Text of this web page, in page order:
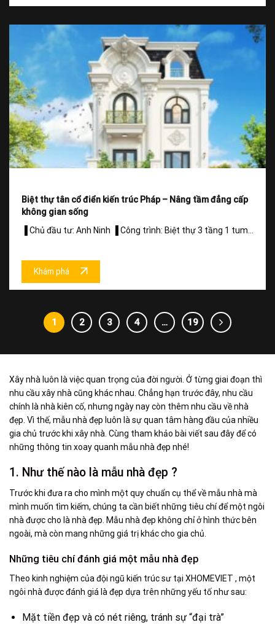
Biệt thự tân cổ điển kiến trúc Pháp – Nâng tầm đẳng cấp
không gian sống
▐ Chủ đầu tư: Anh Ninh ▐ Công trình: Biệt thự 3 tầng 1 tum...
Khám phá
1 2 3 4 … 19
Xây nhà luôn là việc quan trọng của đời người. Ở từng giai đoạn thì
nhu cầu xây nhà cũng khác nhau. Chẳng hạn trước đây, nhu cầu
chính là nhà kiên cố, nhưng ngày nay còn thêm nhu cầu về nhà
đẹp. Vì thế, mẫu nhà đẹp luôn là sự quan tâm hàng đầu của nhiều
gia chủ trước khi xây nhà. Cùng tham khảo bài viết sau đây để có
những thông tin xoay quanh mẫu nhà đẹp nhé!
1. Như thế nào là mẫu nhà đẹp ?
Trước khi đưa ra cho mình một quy chuẩn cụ thể về mẫu nhà mà
mình muốn tìm kiếm, chúng ta cần biết những tiêu chí để một ngôi
nhà được cho là nhà đẹp. Mẫu nhà đẹp không chỉ ở hình thức bên
ngoài, mà còn mang những giá trị khác cho gia chủ.
Những tiêu chí đánh giá một mẫu nhà đẹp
Theo kinh nghiệm của đội ngũ kiến trúc sư tại XHOMEVIET , một
ngôi nhà được đánh giá là đẹp dựa trên những yếu tố như sau:
Mặt tiền đẹp và có nét riêng, tránh sự “đại trà”